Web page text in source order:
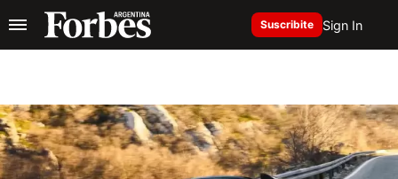
Suscribite Sign In